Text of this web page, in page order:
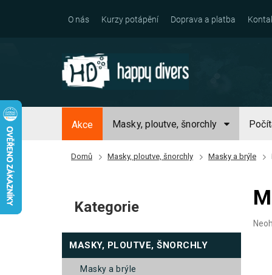
O nás Kurzy potápění Doprava a platba
Akce Masky, ploutve, šnorchly
Domů Masky, ploutve, šnorchly Masky a brýle
t
r
Přeskočit
kategorie
Kategorie
MASKY, PLOUTVE, ŠNORCHLY
masky a brýle